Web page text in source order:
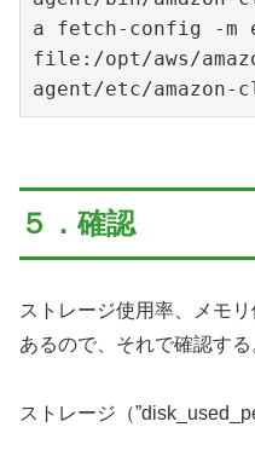
a fetch-config -m
file:/opt/aws/
agent/etc/amazon-
５．確認
ストレージ使用率、メモ
あるので、それで確認する
ストレージ（